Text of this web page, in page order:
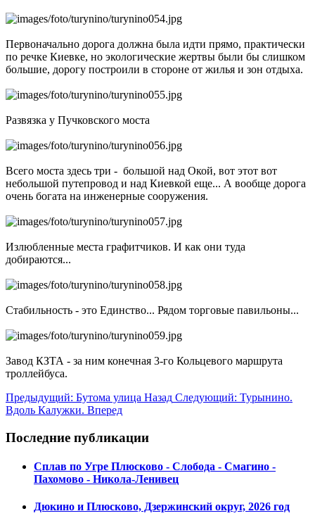
Первоначально дорога должна была идти прямо, практически
по речке Киевке, но экологические жертвы были бы слишком
большие, дорогу построили в стороне от жилья и зон отдыха.
Развязка у Пучковского моста
Всего моста здесь три - большой над Окой, вот этот вот
небольшой путепровод и над Киевкой еще... А вообще дорога
очень богата на инженерные сооружения.
Излюбленные места графитчиков. И как они туда
добираются...
Стабильность - это Единство... Рядом торговые павильоны...
Завод КЗТА - за ним конечная 3-го Кольцевого маршрута
троллейбуса.
Предыдущий: Бутома улица Назад Следующий: Турынино.
Вдоль Калужки. Вперед
Последние публикации
Сплав по Угре Плюсково - Слобода - Смагино -
Пахомово - Никола-Ленивец
Дюкино и Плюсково, Дзержинский округ, 2026 год